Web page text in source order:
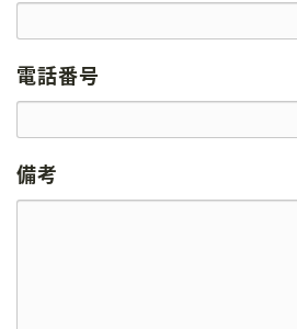
電話番号
備考